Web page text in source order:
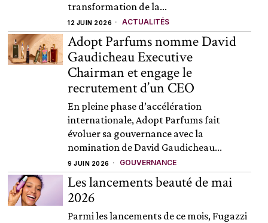
transformation de la...
12 JUIN 2026 ACTUALITÉS
Adopt Parfums nomme David
Gaudicheau Executive
Chairman et engage le
recrutement d’un CEO
En pleine phase d’accélération
internationale, Adopt Parfums fait
évoluer sa gouvernance avec la
nomination de David Gaudicheau...
9 JUIN 2026 GOUVERNANCE
Les lancements beauté de mai
2026
Parmi les lancements de ce mois, Fugazzi